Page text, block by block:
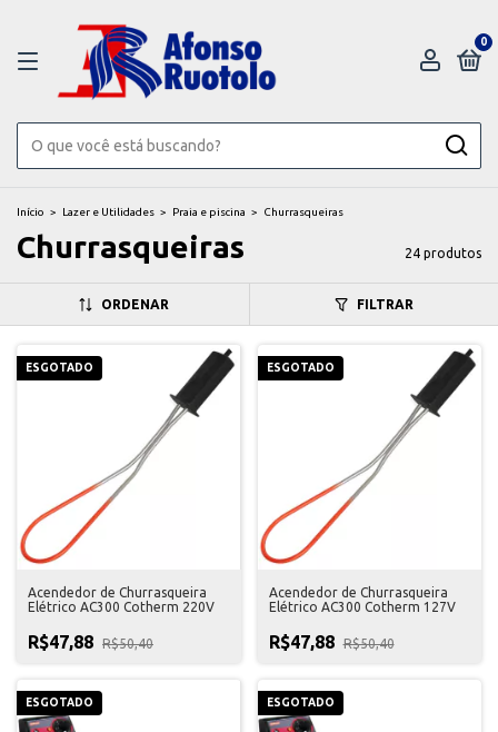
0
Início > Lazer e Utilidades > Praia e piscina > Churrasqueiras
Churrasqueiras 24 produtos
ORDENAR FILTRAR
ESGOTADO
Acendedor de Churrasqueira
Elétrico AC300 Cotherm 220V
R$47,88 R$50,40
ESGOTADO
Acendedor de Churrasqueira
Elétrico AC300 Cotherm 127V
R$47,88 R$50,40
ESGOTADO ESGOTADO